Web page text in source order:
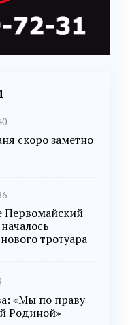
скоро заметно
Первомайский
тротуара
«Мы по праву
Родиной»